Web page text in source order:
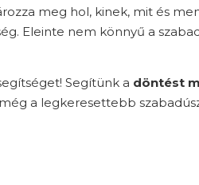
meg hol, kinek, mit és
Eleinte nem könnyű a
Segítünk a döntést
a legkeresettebb